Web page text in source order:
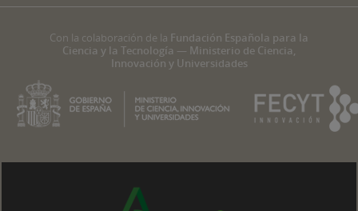
Con la colaboración de la Fundación Española para la
Ciencia y la Tecnología — Ministerio de Ciencia,
Innovación y Universidades